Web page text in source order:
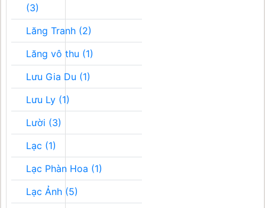
(3)
Lăng Tranh (2)
Lăng vô thu (1)
Lưu Gia Du (1)
Lưu Ly (1)
Lười (3)
Lạc (1)
Lạc Phàn Hoa (1)
Lạc Ảnh (5)